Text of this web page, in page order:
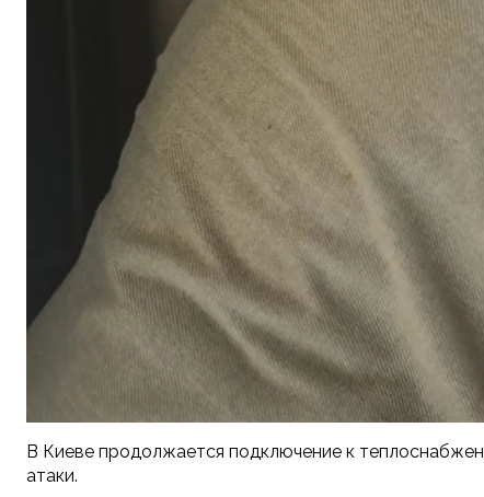
В Киеве продолжается подключение к
атаки.